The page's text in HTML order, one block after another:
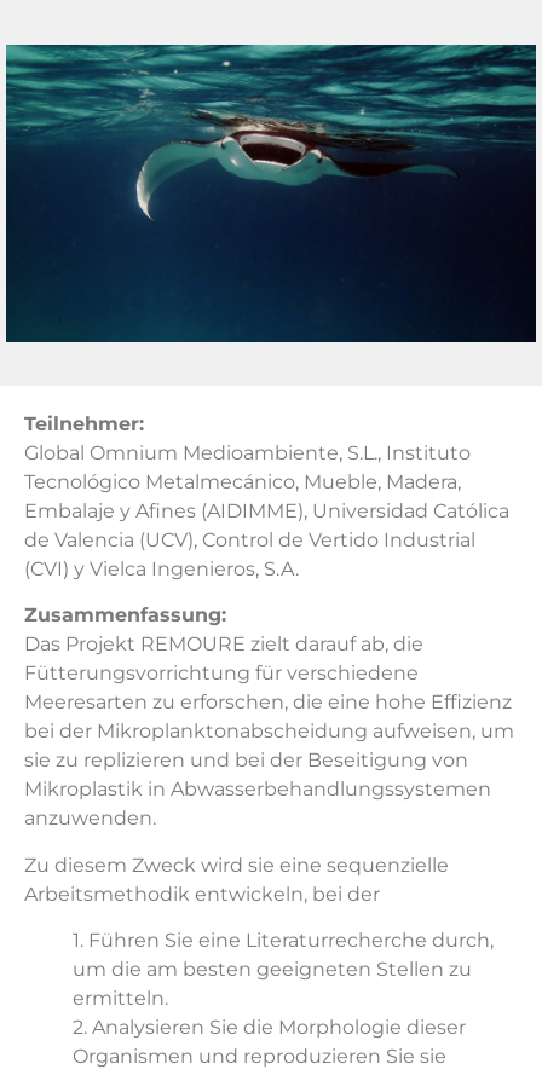
Teilnehmer:
Global Omnium Medioambiente, S.L., Instituto
Tecnológico Metalmecánico, Mueble, Madera,
Embalaje y Afines (AIDIMME), Universidad Católica
de Valencia (UCV), Control de Vertido Industrial
(CVI) y Vielca Ingenieros, S.A.
Zusammenfassung:
Das Projekt REMOURE zielt darauf ab, die
Fütterungsvorrichtung für verschiedene
Meeresarten zu erforschen, die eine hohe Effizienz
bei der Mikroplanktonabscheidung aufweisen, um
sie zu replizieren und bei der Beseitigung von
Mikroplastik in Abwasserbehandlungssystemen
anzuwenden.
Zu diesem Zweck wird sie eine sequenzielle
Arbeitsmethodik entwickeln, bei der
1. Führen Sie eine Literaturrecherche durch,
um die am besten geeigneten Stellen zu
ermitteln.
2. Analysieren Sie die Morphologie dieser
Organismen und reproduzieren Sie sie